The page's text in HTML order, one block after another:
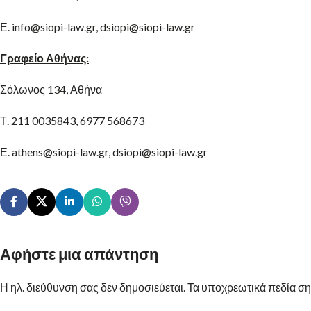
Ε. info@siopi-law.gr, dsiopi@siopi-law.gr
Γραφείο Αθήνας:
Σόλωνος 134, Αθήνα
Τ. 211 0035843, 6977 568673
Ε. athens@siopi-law.gr, dsiopi@siopi-law.gr
Αφήστε μια απάντηση
Η ηλ. διεύθυνση σας δεν δημοσιεύεται. Τα υποχρεωτικά πεδία
Alternative: